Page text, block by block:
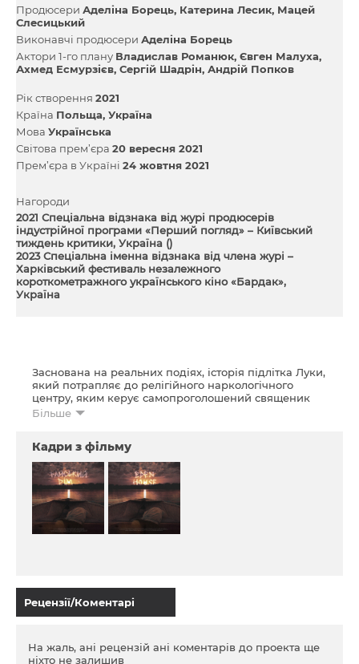
Продюсери Аделіна Борець Катерина Лесик Мацей
Слесицький
Виконавчі продюсери Аделіна Борець
Актори 1-го плану Владислав Романюк Євген Малуха
Ахмед Есмурзієв Сергій Шадрін Андрій Попков
Рік створення 2021
Країна Польща Україна
Мова Українська
Світова прем’єра 20 вересня 2021
Прем’єра в Україні 24 жовтня 2021
Нагороди
2021 Спеціальна відзнака від журі продюсерів
індустрійної програми «Перший погляд» – Київський
тиждень критики, Україна ()
2023 Спеціальна іменна відзнака від члена журі –
Харківський фестиваль незалежного
короткометражного українського кіно «Бардак»,
Україна
Заснована на реальних подіях, історія підлітка Луки,
який потрапляє до релігійного наркологічного
центру, яким керує самопроголошений священик
Антоніо. Деспотичний режим, моральні та фізичні
подіях, історія підлітка Луки, який потрапляє до
релігійного наркологічного центру, яким керує
самопроголошений священик Антоніо. Деспотичний
режим, моральні та фізичні тортури змушують його
усвідомити, що єдиний спосіб вижити – це втекти.
Більше
Кадри з фільму
Рецензії/Коментарі
На жаль, ані рецензій ані коментарів до проекта ще
ніхто не залишив